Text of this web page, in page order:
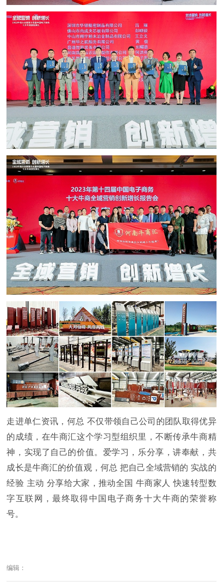
走进单仁资讯，何总 不仅带领自己公司的团队取得优异
的成绩，在牛商汇这个学习型组织里，不断传承牛商精
神，实现了自己的价值。爱学习，乐分享，讲奉献，共
成长是牛商汇的价值观，何总 把自己全域营销的 实战的
经验 主动 分享给大家，推动全国 牛商家人 快速转型数
字互联网，最终取得中国电子商务十大牛商的荣誉称
号。
编辑：